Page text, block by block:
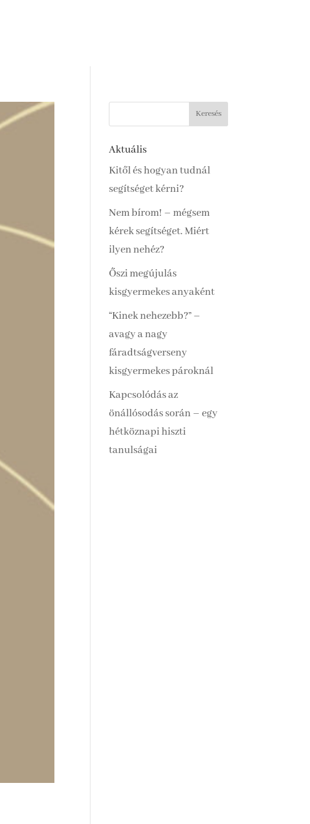
Aktuális
Kitől és hogyan tudnál
segítséget kérni?
Nem bírom! – mégsem
kérek segítséget. Miért
ilyen nehéz?
Őszi megújulás
kisgyermekes anyaként
“Kinek nehezebb?” –
avagy a nagy
fáradtságverseny
kisgyermekes pároknál
Kapcsolódás az
önállósodás során – egy
hétköznapi hiszti
tanulságai